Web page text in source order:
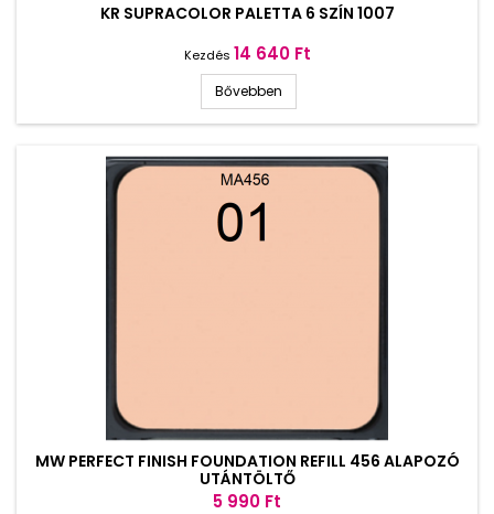
KR SUPRACOLOR PALETTA 6 SZÍN 1007
Kezdés Ár
14 640 Ft
Bővebben
MW PERFECT FINISH FOUNDATION REFILL 456 ALAPOZÓ
UTÁNTÖLTŐ
Ár
5 990 Ft